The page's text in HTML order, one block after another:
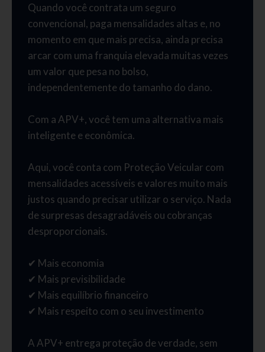
Quando você contrata um seguro
convencional, paga mensalidades altas e, no
momento em que mais precisa, ainda precisa
arcar com uma franquia elevada muitas vezes
um valor que pesa no bolso,
independentemente do tamanho do dano.
Com a APV+, você tem uma alternativa mais
inteligente e econômica.
Aqui, você conta com Proteção Veicular com
mensalidades acessíveis e valores muito mais
justos quando precisar utilizar o serviço. Nada
de surpresas desagradáveis ou cobranças
desproporcionais.
✔ Mais economia
✔ Mais previsibilidade
✔ Mais equilíbrio financeiro
✔ Mais respeito com o seu investimento
A APV+ entrega proteção de verdade, sem